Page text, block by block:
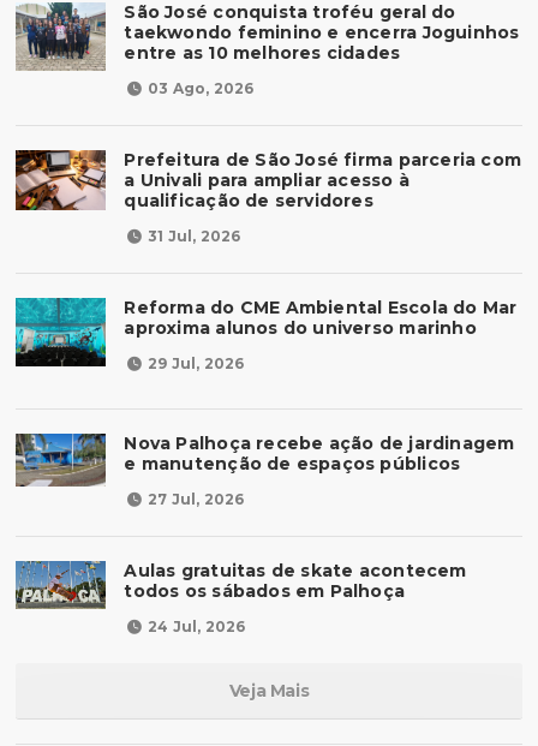
São José conquista troféu geral do
taekwondo feminino e encerra Joguinhos
entre as 10 melhores cidades
03 Ago, 2026
Prefeitura de São José firma parceria com
a Univali para ampliar acesso à
qualificação de servidores
31 Jul, 2026
Reforma do CME Ambiental Escola do Mar
aproxima alunos do universo marinho
29 Jul, 2026
Nova Palhoça recebe ação de jardinagem
e manutenção de espaços públicos
27 Jul, 2026
Aulas gratuitas de skate acontecem
todos os sábados em Palhoça
24 Jul, 2026
Veja Mais